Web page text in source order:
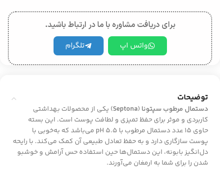
برای دریافت مشاوره با ما در ارتباط باشید.
واتس اپ تلگرام
توضیحات
دستمال مرطوب سپتونا (
Septona) یکی از محصولات بهداشتی
کاربردی و موثر برای حفظ تمیزی و لطافت پوست است. این بسته
حاوی 15 عدد دستمال مرطوب با pH 5.5 می‌باشد که به‌خوبی با
پوست سازگاری دارد و به حفظ تعادل طبیعی آن کمک می‌کند. با رایحه
دل‌انگیز بابونه، این دستمال‌ها حین استفاده حس آرامش و خوشبو
شدن را برای شما به ارمغان می‌آورند.